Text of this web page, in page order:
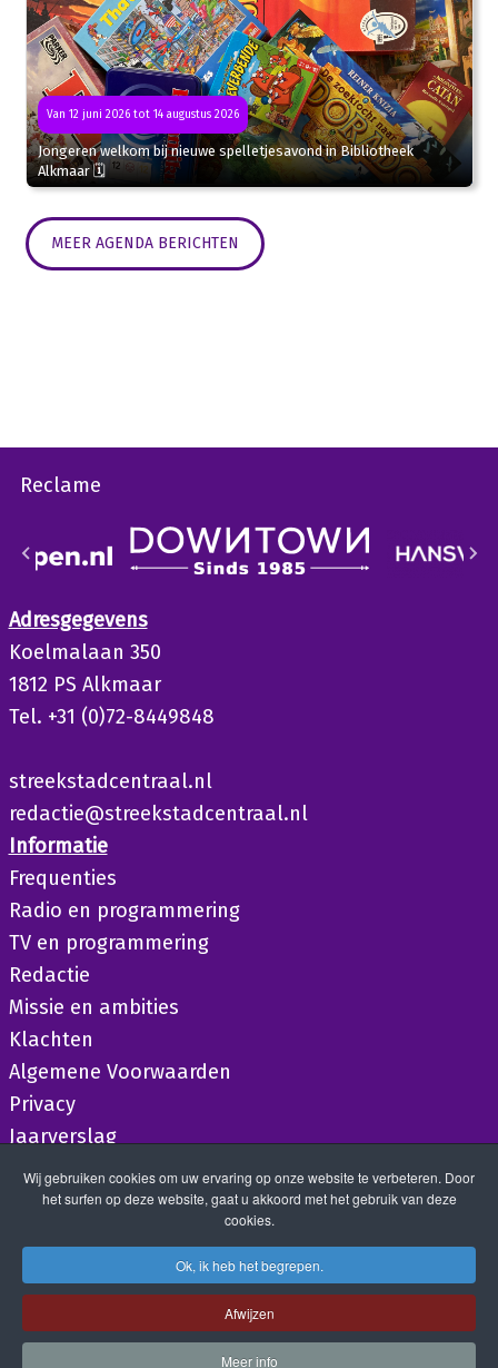
Van 12 juni 2026 tot 14 augustus 2026
Jongeren welkom bij nieuwe spelletjesavond in Bibliotheek
Alkmaar 🗓
MEER AGENDA BERICHTEN
Reclame
Adresgegevens
Koelmalaan 350
1812 PS Alkmaar
Tel. +31 (0)72-8449848
streekstadcentraal.nl
redactie@streekstadcentraal.nl
Informatie
Frequenties
Radio en programmering
TV en programmering
Redactie
Missie en ambities
Klachten
Algemene Voorwaarden
Privacy
Jaarverslag
Wij gebruiken cookies om uw ervaring op onze website te verbeteren. Door
het surfen op deze website, gaat u akkoord met het gebruik van deze
cookies.
Ok, ik heb het begrepen.
Afwijzen
Meer info